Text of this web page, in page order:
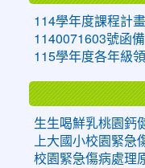
114學年度課程計
1140071603號函
115學年度各年級
生生喝鮮乳桃園鈣
上大國小校園緊急
校園緊急傷病處理